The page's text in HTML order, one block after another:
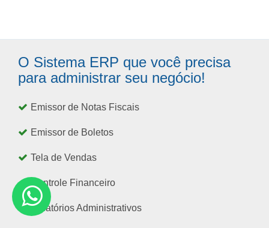
O Sistema ERP que você precisa
para administrar seu negócio!
Emissor de Notas Fiscais
Emissor de Boletos
Tela de Vendas
Controle Financeiro
Relatórios Administrativos